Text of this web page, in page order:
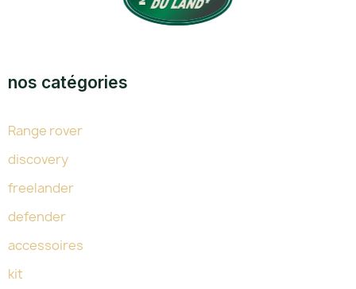
nos catégories
Range rover
discovery
freelander
defender
accessoires
kit